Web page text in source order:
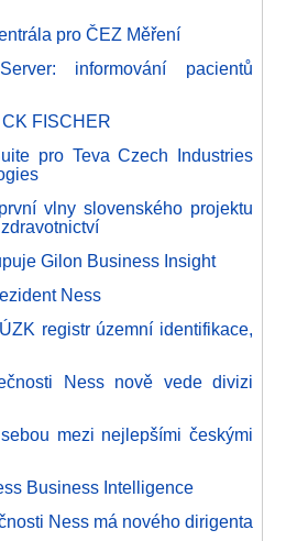
pro ČEZ Měření
informování pacientů
FISCHER
pro Teva Czech Industries
vlny slovenského projektu
Gilon Business Insight
Ness
registr územní identifikace,
Ness nově vede divizi
mezi nejlepšími českými
Business Intelligence
Ness má nového dirigenta